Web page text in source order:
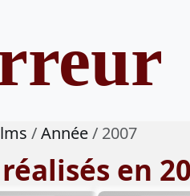
Année 2007
en